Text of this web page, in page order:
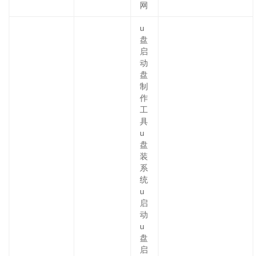
网
u
盘
启
动
盘
制
作
工
具
u
盘
装
系
统
u
启
动
u
盘
启